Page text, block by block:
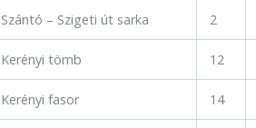
Szántó – Szigeti út sarka 2
Kerényi tömb 12
Kerényi fasor 14